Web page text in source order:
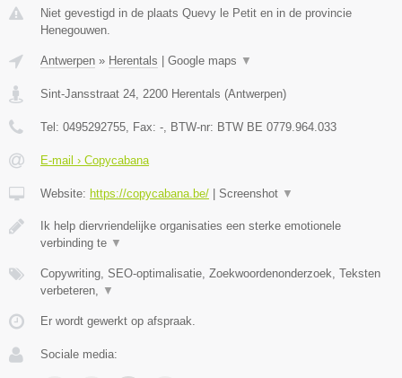
Niet gevestigd in de plaats Quevy le Petit en in de provincie
Henegouwen.
Antwerpen » Herentals Google maps ▼
Sint-Jansstraat 24 2200 Herentals (Antwerpen)
Tel: 0495292755 , Fax: - , BTW-nr: BTW BE 0779.964.033
E-mail › Copycabana
Website: https://copycabana.be/ Screenshot ▼
Ik help diervriendelijke organisaties een sterke emotionele
verbinding te ▼
Copywriting, SEO-optimalisatie, Zoekwoordenonderzoek, Teksten
verbeteren,
▼
Er wordt gewerkt op afspraak.
Sociale media: